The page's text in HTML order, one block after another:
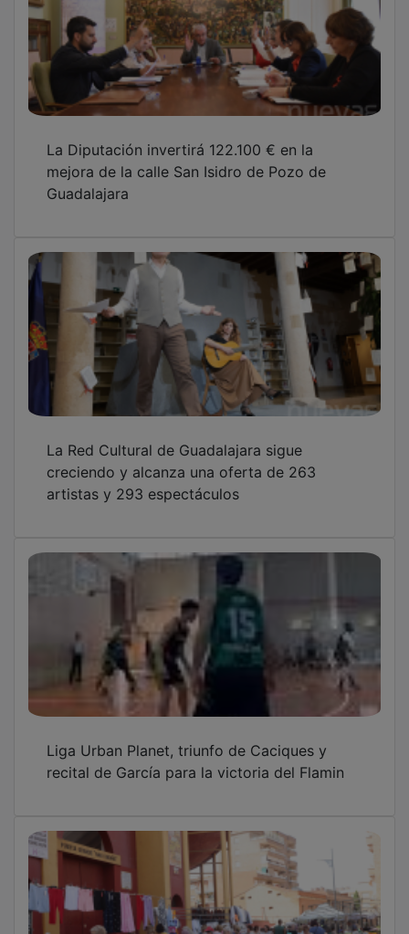
mejora de la calle San Isidro de Pozo de
Guadalajara
creciendo y alcanza una oferta de 263
artistas y 293 espectáculos
recital de García para la victoria del Flamin